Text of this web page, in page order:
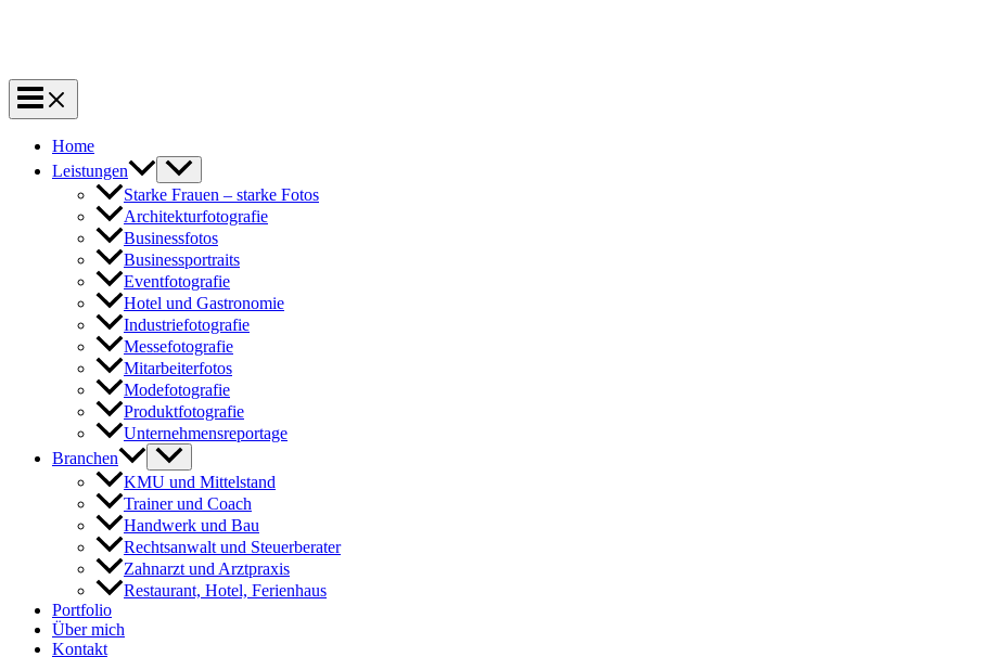
Home
Leistungen
Starke Frauen – starke Fotos
Architekturfotografie
Businessfotos
Businessportraits
Eventfotografie
Hotel und Gastronomie
Industriefotografie
Messefotografie
Mitarbeiterfotos
Modefotografie
Produktfotografie
Unternehmensreportage
Branchen
KMU und Mittelstand
Trainer und Coach
Handwerk und Bau
Rechtsanwalt und Steuerberater
Zahnarzt und Arztpraxis
Restaurant, Hotel, Ferienhaus
Portfolio
Über mich
Kontakt